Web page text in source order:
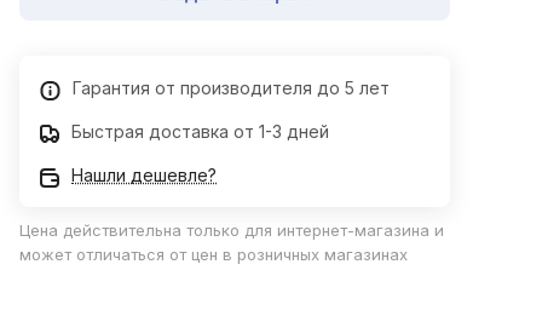
Гарантия от производителя до 5 лет
Быстрая доставка от 1-3 дней
Нашли дешевле?
Цена действительна только для интернет-магазина и
может отличаться от цен в розничных магазинах